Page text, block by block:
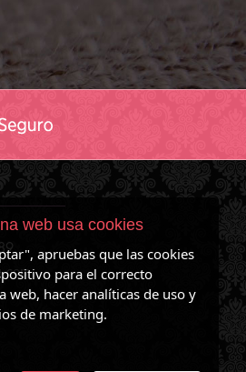
web usa cookies
apruebas que las cookies
para el correcto
web, hacer analíticas de uso y
de marketing.